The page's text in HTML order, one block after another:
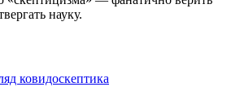
науку.
ковидоскептика